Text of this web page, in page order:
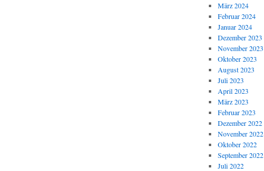
März 2024
Februar 2024
Januar 2024
Dezember 2023
November 2023
Oktober 2023
August 2023
Juli 2023
April 2023
März 2023
Februar 2023
Dezember 2022
November 2022
Oktober 2022
September 2022
Juli 2022